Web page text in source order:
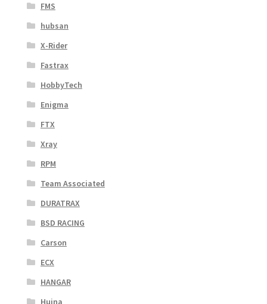
FMS
hubsan
X-Rider
Fastrax
HobbyTech
Enigma
FTX
Xray
RPM
Team Associated
DURATRAX
BSD RACING
Carson
ECX
HANGAR
Huina